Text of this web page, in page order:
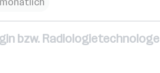
bzw. Radiologietechnologe